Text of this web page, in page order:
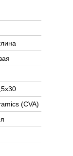
(CVA)